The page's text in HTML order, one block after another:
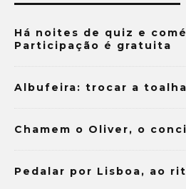
Há noites de quiz e
Participação é gratuita
Albufeira: trocar a
Chamem o Oliver, o
Pedalar por Lisboa, ao